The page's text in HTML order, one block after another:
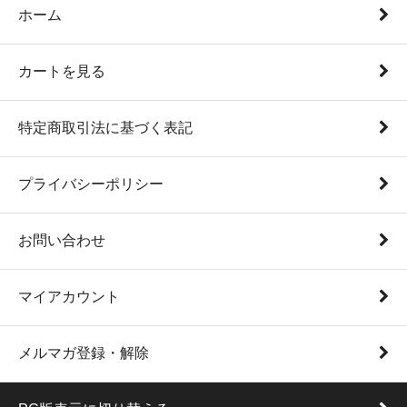
ホーム
カートを見る
特定商取引法に基づく表記
プライバシーポリシー
お問い合わせ
マイアカウント
メルマガ登録・解除